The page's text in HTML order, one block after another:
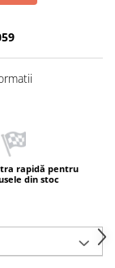
rapidă pentru
din stoc